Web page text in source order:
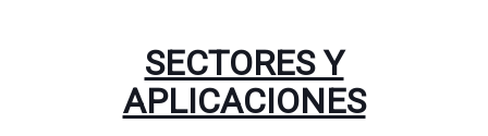
SECTORES Y
APLICACIONES